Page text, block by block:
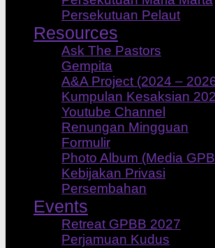
Persekutuan Pelaut
Resources
Ask The Pastors
Gempita
A&A Project (2024 –
Kumpulan Kesaksian
Youtube Channel
Renungan Mingguan
Formulir
Photo Album (Media
Kebijakan Privasi
Persembahan
Events
Retreat GPBB 2027
Perjamuan Kudus